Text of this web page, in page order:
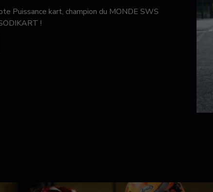
Puissance kart, champion du MONDE SWS
!